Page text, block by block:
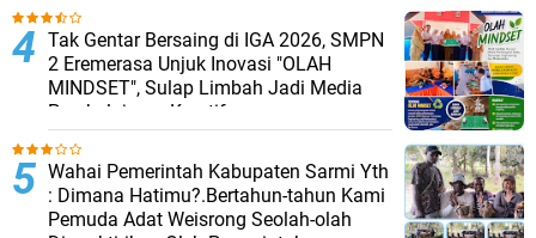
Tak Gentar Bersaing di IGA 2026, SMPN
2 Eremerasa Unjuk Inovasi "OLAH
MINDSET", Sulap Limbah Jadi Media
Pembelajaran Kreatif
Wahai Pemerintah Kabupaten Sarmi Yth
: Dimana Hatimu?.Bertahun-tahun Kami
Pemuda Adat Weisrong Seolah-olah